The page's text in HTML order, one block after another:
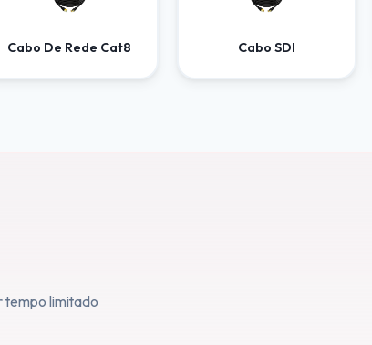
Cabo De Rede Cat8 Cabo SDI
tempo limitado